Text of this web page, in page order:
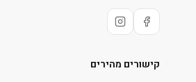
קישורים מהירים